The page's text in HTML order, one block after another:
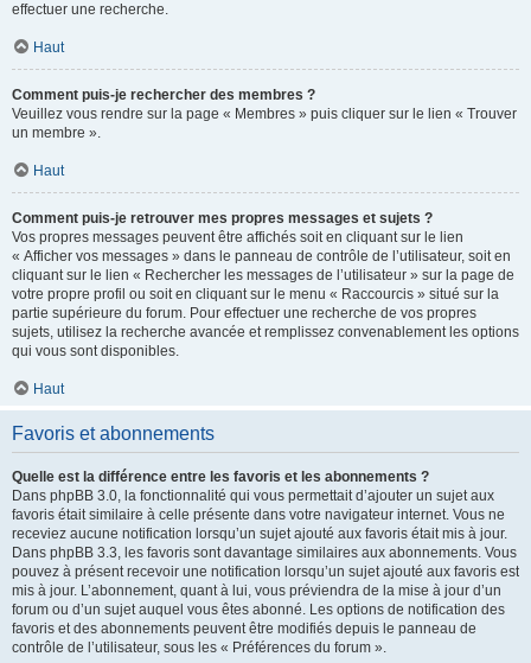
effectuer une recherche.
Haut
Comment puis-je rechercher des membres ?
Veuillez vous rendre sur la page « Membres » puis cliquer sur le lien « Trouver
un membre ».
Haut
Comment puis-je retrouver mes propres messages et sujets ?
Vos propres messages peuvent être affichés soit en cliquant sur le lien
« Afficher vos messages » dans le panneau de contrôle de l’utilisateur, soit en
cliquant sur le lien « Rechercher les messages de l’utilisateur » sur la page de
votre propre profil ou soit en cliquant sur le menu « Raccourcis » situé sur la
partie supérieure du forum. Pour effectuer une recherche de vos propres
sujets, utilisez la recherche avancée et remplissez convenablement les options
qui vous sont disponibles.
Haut
Favoris et abonnements
Quelle est la différence entre les favoris et les abonnements ?
Dans phpBB 3.0, la fonctionnalité qui vous permettait d’ajouter un sujet aux
favoris était similaire à celle présente dans votre navigateur internet. Vous ne
receviez aucune notification lorsqu’un sujet ajouté aux favoris était mis à jour.
Dans phpBB 3.3, les favoris sont davantage similaires aux abonnements. Vous
pouvez à présent recevoir une notification lorsqu’un sujet ajouté aux favoris est
mis à jour. L’abonnement, quant à lui, vous préviendra de la mise à jour d’un
forum ou d’un sujet auquel vous êtes abonné. Les options de notification des
favoris et des abonnements peuvent être modifiés depuis le panneau de
contrôle de l’utilisateur, sous les « Préférences du forum ».